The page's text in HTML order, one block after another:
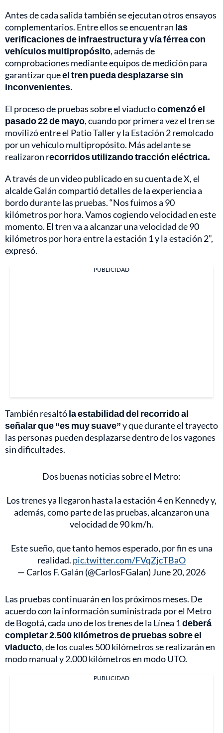
Antes de cada salida también se ejecutan otros ensayos
complementarios. Entre ellos se encuentran las
verificaciones de infraestructura y vía férrea con
vehículos multipropósito, además de
comprobaciones mediante equipos de medición para
garantizar queel tren pueda desplazarse sin
inconvenientes.
El proceso de pruebas sobre el viaductocomenzó el
pasado 22 de mayo, cuando por primera vez el tren se
movilizó entre el Patio Taller y la Estación 2 remolcado
por un vehículo multipropósito. Más adelante se
realizaron recorridos utilizando tracción eléctrica.
A través de un video publicado en su cuenta de X, el
alcalde Galán compartió detalles de la experiencia a
bordo durante las pruebas. “Nos fuimos a 90
kilómetros por hora. Vamos cogiendo velocidad en este
momento. El tren va a alcanzar una velocidad de 90
kilómetros por hora entre la estación 1 y la estación 2”,
expresó.
PUBLICIDAD
También resaltóla estabilidad del recorrido al
señalar que “es muy suave”y que durante el trayecto
las personas pueden desplazarse dentro de los vagones
sin dificultades.
Dos buenas noticias sobre el Metro:
Los trenes ya llegaron hasta la estación 4 en Kennedy y,
además, como parte de las pruebas, alcanzaron una
velocidad de 90 km/h.
Este sueño, que tanto hemos esperado, por fin es una
realidad. pic.twitter.com/FVqZjcTBaO
— Carlos F. Galán (@CarlosFGalan) June 20, 2026
Las pruebas continuarán en los próximos meses. De
acuerdo con la información suministrada por el Metro
de Bogotá, cada uno de los trenes de la Línea 1deberá
completar 2.500 kilómetros de pruebas sobre el
viaducto, de los cuales 500 kilómetros se realizarán en
modo manual y 2.000 kilómetros en modo UTO.
PUBLICIDAD